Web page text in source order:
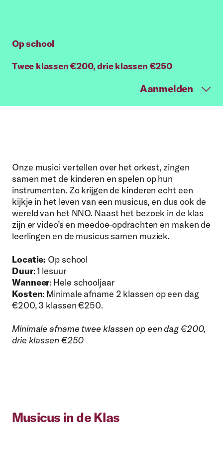
Op school
Twee klassen €200, drie klassen €250
Aanmelden
Onze musici vertellen over het orkest, zingen
samen met de kinderen en spelen op hun
instrumenten. Zo krijgen de kinderen echt een
kijkje in het leven van een musicus, en dus ook de
wereld van het NNO. Naast het bezoek in de klas
zijn er video’s en meedoe-opdrachten en maken de
leerlingen en de musicus samen muziek.
Locatie: Op school
Duur: 1 lesuur
Wanneer: Hele schooljaar
Kosten: Minimale afname 2 klassen op een dag
€200, 3 klassen €250.
Minimale afname twee klassen op een dag €200,
drie klassen €250
Musicus in de Klas